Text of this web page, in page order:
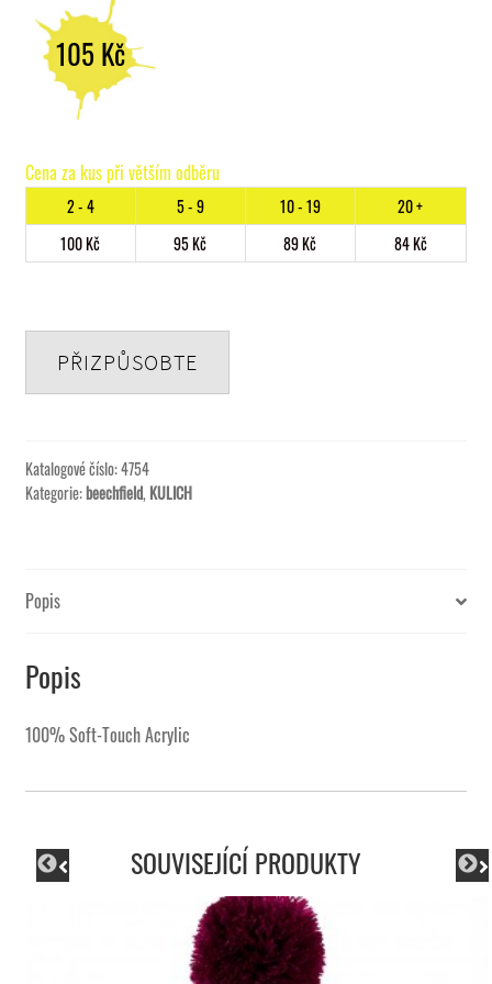
105 Kč
Cena za kus při větším odběru
2 - 4 5 - 9 10 - 19
20 +
100Kč 95Kč 89Kč 84Kč
PŘIZPŮSOBTE
Katalogové číslo:4754
Kategorie:beechfield, KULICH
Popis
Popis
100% Soft-Touch Acrylic
SOUVISEJÍCÍ PRODUKTY